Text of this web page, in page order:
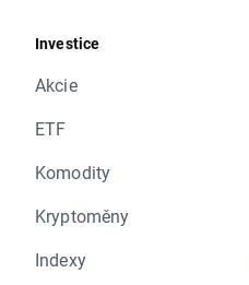
Investice
Akcie
ETF
Komodity
Kryptoměny
Indexy